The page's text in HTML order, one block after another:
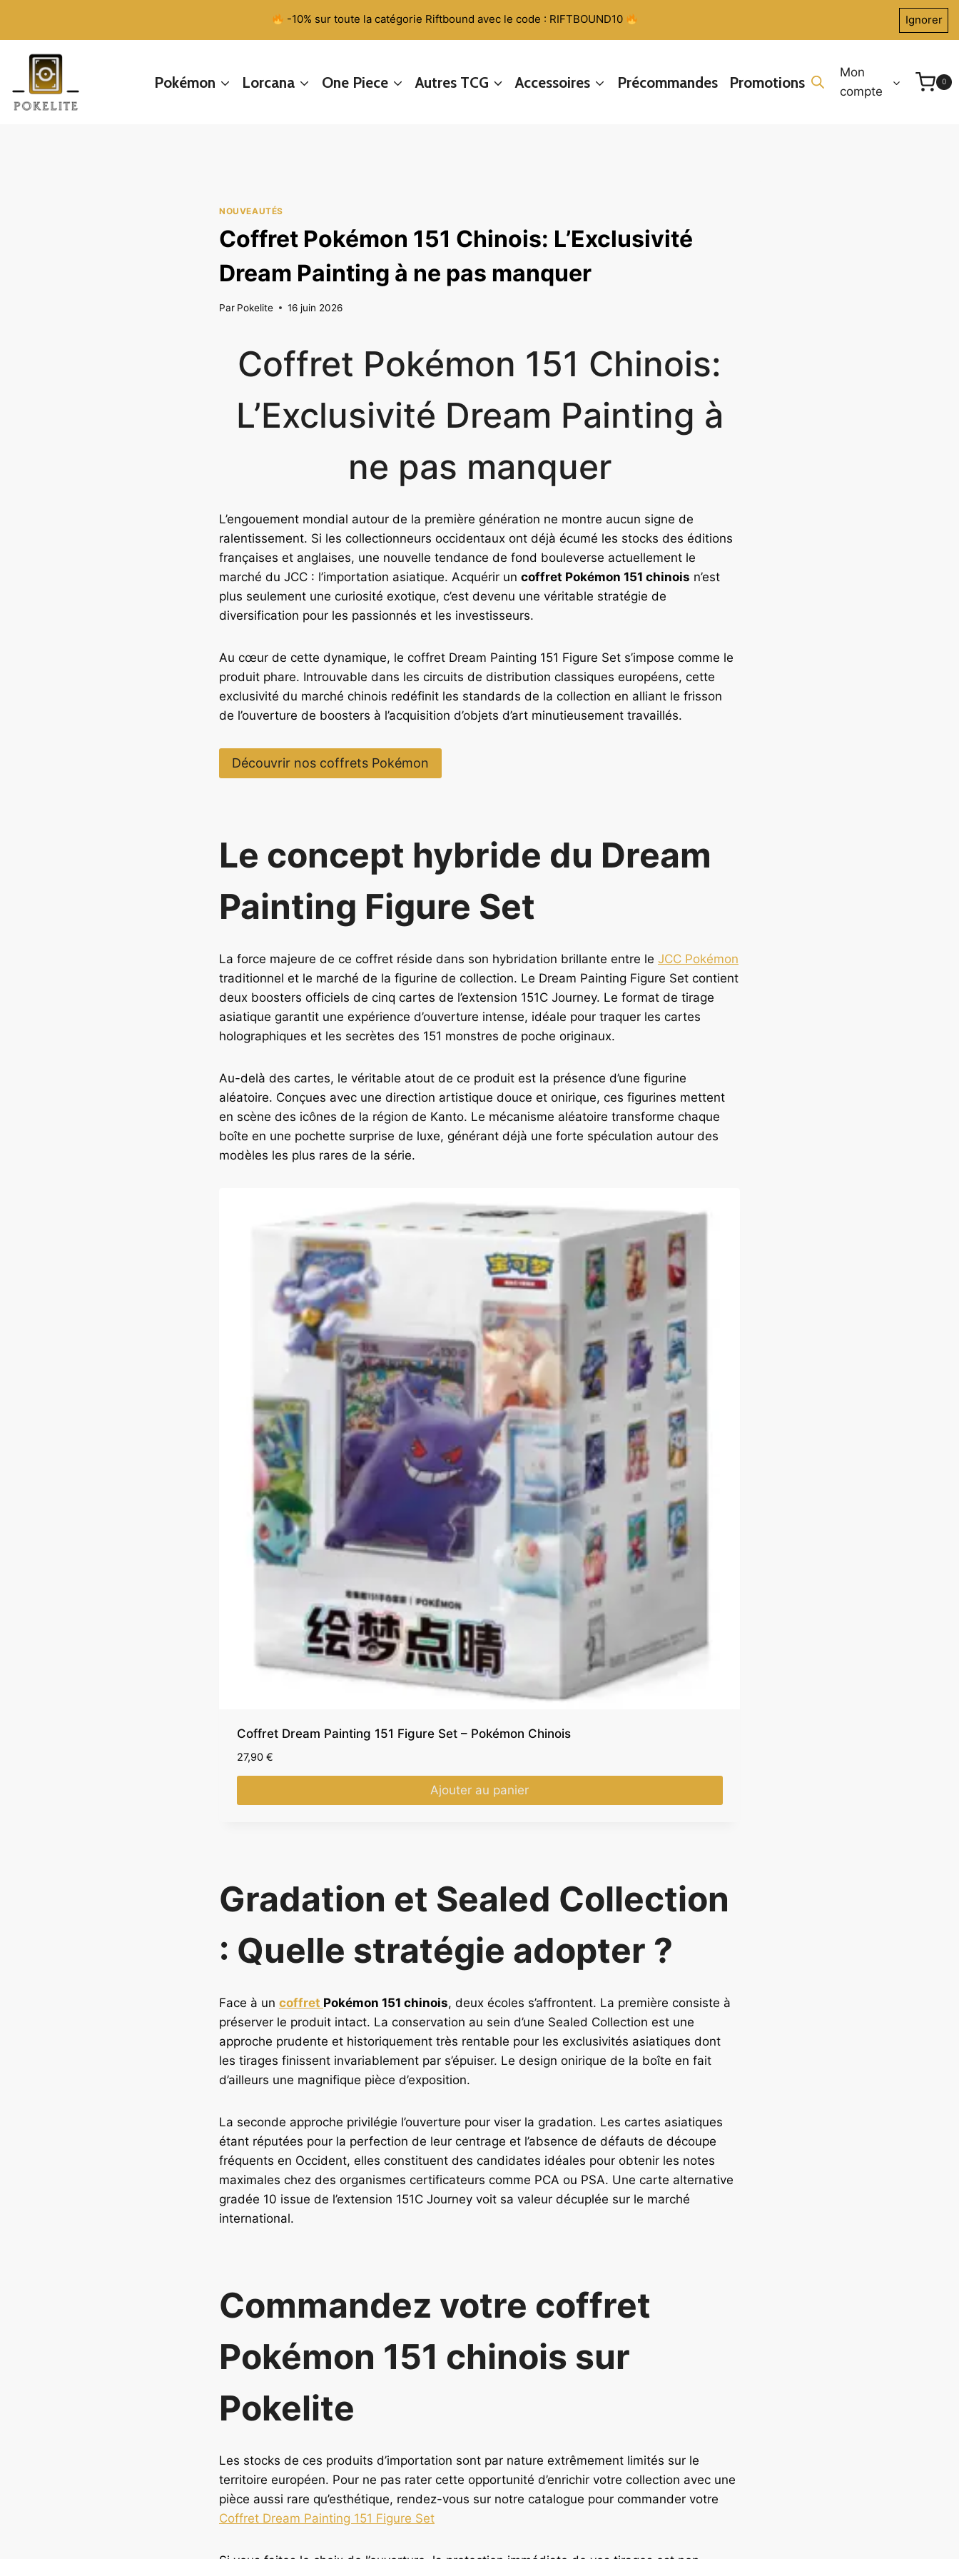
-10% sur toute la catégorie Riftbound avec le code : RIFTBOUND10 Ignorer
Pokémon Lorcana One Piece Autres TCG Accessoires Précommandes Promotions
Mon
compte
0
NOUVEAUTÉS
Coffret Pokémon 151 Chinois: L’Exclusivité
Dream Painting à ne pas manquer
Par Pokelite 16 juin 2026
Coffret Pokémon 151 Chinois:
L’Exclusivité Dream Painting à
ne pas manquer
L’engouement mondial autour de la première génération ne montre aucun signe de
ralentissement. Si les collectionneurs occidentaux ont déjà écumé les stocks des éditions
françaises et anglaises, une nouvelle tendance de fond bouleverse actuellement le
marché du JCC : l’importation asiatique. Acquérir un coffret Pokémon 151 chinois n’est
plus seulement une curiosité exotique, c’est devenu une véritable stratégie de
diversification pour les passionnés et les investisseurs.
Au cœur de cette dynamique, le coffret Dream Painting 151 Figure Set s’impose comme le
produit phare. Introuvable dans les circuits de distribution classiques européens, cette
exclusivité du marché chinois redéfinit les standards de la collection en alliant le frisson
de l’ouverture de boosters à l’acquisition d’objets d’art minutieusement travaillés.
Découvrir nos coffrets Pokémon
Le concept hybride du Dream
Painting Figure Set
La force majeure de ce coffret réside dans son hybridation brillante entre le JCC Pokémon
traditionnel et le marché de la figurine de collection. Le Dream Painting Figure Set contient
deux boosters officiels de cinq cartes de l’extension 151C Journey. Le format de tirage
asiatique garantit une expérience d’ouverture intense, idéale pour traquer les cartes
holographiques et les secrètes des 151 monstres de poche originaux.
Au-delà des cartes, le véritable atout de ce produit est la présence d’une figurine
aléatoire. Conçues avec une direction artistique douce et onirique, ces figurines mettent
en scène des icônes de la région de Kanto. Le mécanisme aléatoire transforme chaque
boîte en une pochette surprise de luxe, générant déjà une forte spéculation autour des
modèles les plus rares de la série.
Coffret Dream Painting 151 Figure Set – Pokémon Chinois
27,90 €
Ajouter au panier
Gradation et Sealed Collection
: Quelle stratégie adopter ?
Face à un coffret Pokémon 151 chinois, deux écoles s’affrontent. La première consiste à
préserver le produit intact. La conservation au sein d’une Sealed Collection est une
approche prudente et historiquement très rentable pour les exclusivités asiatiques dont
les tirages finissent invariablement par s’épuiser. Le design onirique de la boîte en fait
d’ailleurs une magnifique pièce d’exposition.
La seconde approche privilégie l’ouverture pour viser la gradation. Les cartes asiatiques
étant réputées pour la perfection de leur centrage et l’absence de défauts de découpe
fréquents en Occident, elles constituent des candidates idéales pour obtenir les notes
maximales chez des organismes certificateurs comme PCA ou PSA. Une carte alternative
gradée 10 issue de l’extension 151C Journey voit sa valeur décuplée sur le marché
international.
Commandez votre coffret
Pokémon 151 chinois sur
Pokelite
Les stocks de ces produits d’importation sont par nature extrêmement limités sur le
territoire européen. Pour ne pas rater cette opportunité d’enrichir votre collection avec une
pièce aussi rare qu’esthétique, rendez-vous sur notre catalogue pour commander votre
Coffret Dream Painting 151 Figure Set